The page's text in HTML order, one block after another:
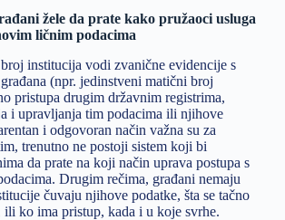
žele da prate kako pružaoci usluga
ličnim podacima
institucija vodi zvanične evidencije s
(npr. jedinstveni matični broj
pristupa drugim državnim registrima,
i upravljanja tim podacima ili njihove
i odgovoran način važna su za
trenutno ne postoji sistem koji bi
da prate na koji način uprava postupa s
Drugim rečima, građani nemaju
čuvaju njihove podatke, šta se tačno
ili ko ima pristup, kada i u koje svrhe.